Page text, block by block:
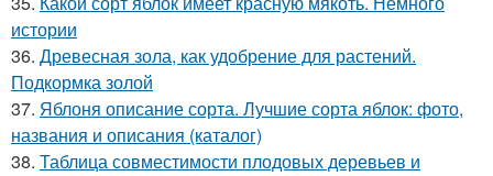
истории
36. Древесная зола, как удобрение для растений.
Подкормка золой
37. Яблоня описание сорта. Лучшие сорта яблок: фото,
названия и описания (каталог)
38. Таблица совместимости плодовых деревьев и